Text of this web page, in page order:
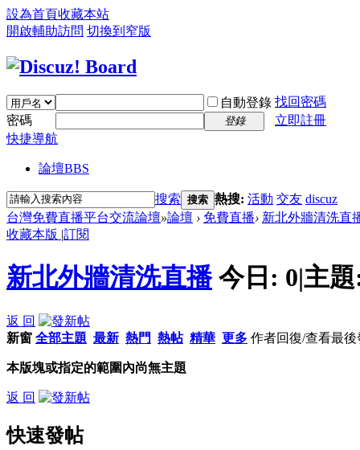
設為首頁收藏本站
開啟輔助訪問 切換到窄版
自動登錄 找回密碼
密碼
登錄
立即註冊
快捷導航
論壇BBS
搜索 搜索 熱搜: 活動 交友 discuz
台灣免費直播平台交流論壇»論壇 › 免費直播› 新北外牆清洗直
收藏本版 |訂閱
新北外牆清洗直播 今日: 0|主
返 回
新窗 全部主題 最新 熱門 熱帖 精華 更多 作者回復/查看最後
本版塊或指定的範圍內尚無主題
返 回
快速發帖